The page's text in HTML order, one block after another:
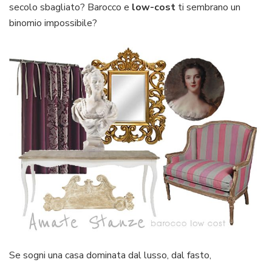
secolo sbagliato? Barocco e low-cost ti sembrano un
binomio impossibile?
Se sogni una casa dominata dal lusso, dal fasto,